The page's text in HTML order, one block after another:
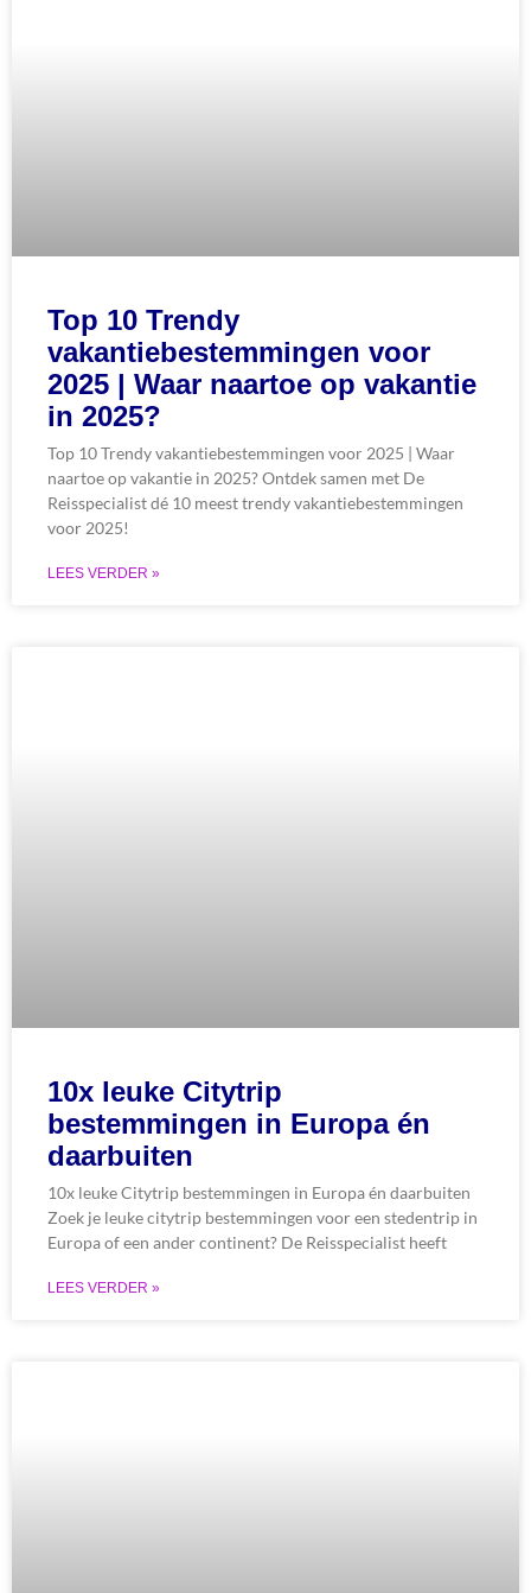
Top 10 Trendy
vakantiebestemmingen voor
2025 | Waar naartoe op vakantie
in 2025?
Top 10 Trendy vakantiebestemmingen voor 2025 | Waar
naartoe op vakantie in 2025? Ontdek samen met De
Reisspecialist dé 10 meest trendy vakantiebestemmingen
voor 2025!
LEES VERDER »
10x leuke Citytrip
bestemmingen in Europa én
daarbuiten
10x leuke Citytrip bestemmingen in Europa én daarbuiten
Zoek je leuke citytrip bestemmingen voor een stedentrip in
Europa of een ander continent? De Reisspecialist heeft
LEES VERDER »